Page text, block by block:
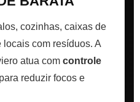
cozinhas, caixas de
com resíduos. A
atua com controle
reduzir focos e